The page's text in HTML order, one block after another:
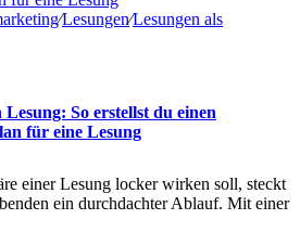
∕Lesungen∕Lesungen als
So erstellst du einen
für eine Lesung
einer Lesung locker wirken soll, steckt
ein durchdachter Ablauf. Mit einer